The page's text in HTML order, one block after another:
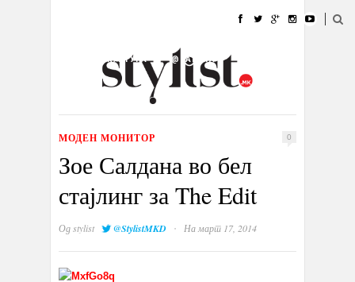
УБАВИНА
КУЛТУРА @РАБОТА
ИЗЛОГ
МОДЕН МОНИТОР 0
Зое Салдана во бел
стајлинг за The Edit
Одstylist @StylistMKD · На март 17, 2014